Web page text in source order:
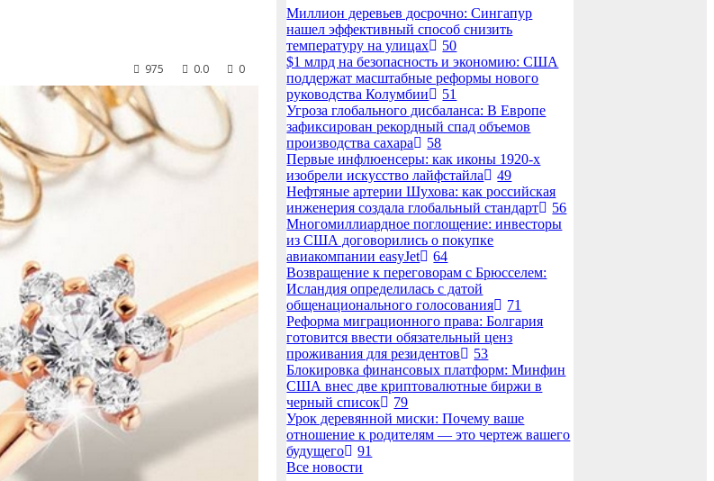
975 0.0 0
Миллион деревьев досрочно: Сингапур
нашел эффективный способ снизить
температуру на улицах
50
$1 млрд на безопасность и экономию: США
поддержат масштабные реформы нового
руководства Колумбии
51
Угроза глобального дисбаланса: В Европе
зафиксирован рекордный спад объемов
производства сахара
58
Первые инфлюенсеры: как иконы 1920-х
изобрели искусство лайфстайла
49
Нефтяные артерии Шухова: как российская
инженерия создала глобальный стандарт
56
Многомиллиардное поглощение: инвесторы
из США договорились о покупке
авиакомпании easyJet
64
Возвращение к переговорам с Брюсселем:
Исландия определилась с датой
общенационального голосования
71
Реформа миграционного права: Болгария
готовится ввести обязательный ценз
проживания для резидентов
53
Блокировка финансовых платформ: Минфин
США внес две криптовалютные биржи в
черный список
79
Урок деревянной миски: Почему ваше
отношение к родителям — это чертеж вашего
будущего
91
Все новости